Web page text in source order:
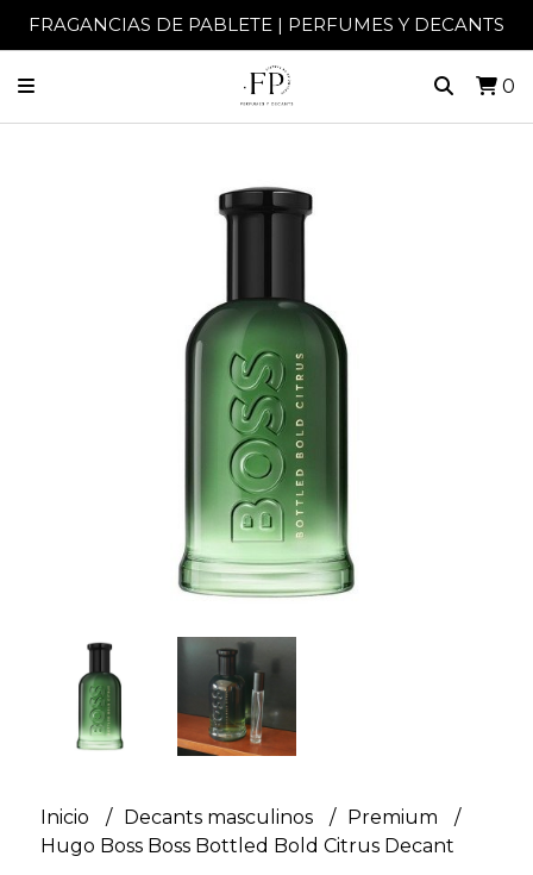
FRAGANCIAS DE PABLETE | PERFUMES Y DECANTS
0
Inicio Decants masculinos
Premium
Hugo Boss Boss Bottled Bold Citrus Decant